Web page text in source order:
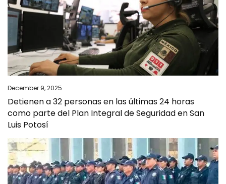
December 9, 2025
Detienen a 32 personas en las últimas 24 horas
como parte del Plan Integral de Seguridad en San
Luis Potosí